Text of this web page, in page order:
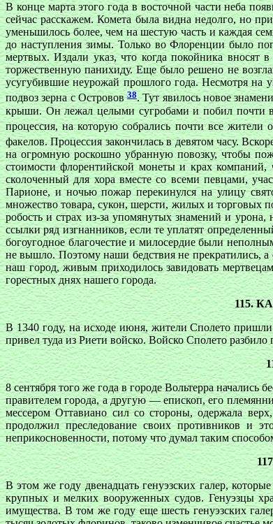
В конце марта этого года в восточной части неба
сейчас расскажем. Комета была видна недолго, но
уменьшилось более, чем на шестую часть и каждая
до наступления зимы. Только во Флоренции было
мертвых. Издали указ, что когда покойника вносят
торжественную панихиду. Еще было решено не
усугубившие неурожай прошлого года. Несмотря на
подвоз зерна с Островов38. Тут явилось новое
крыши. Он лежал целыми сугробами и побил почти
процессия, на которую собрались почти все
факелов. Процессия закончилась в девятом часу.
на огромную роскошно убранную повозку, чтобы
стоимости флорентийской монеты и крах
сколоченный для хора вместе со всеми певцами,
Парионе, и ночью пожар перекинулся на улицу
множество товара, сукон, шерсти, жилых и торговых
робость и страх из-за упомянутых знамений и
ссылки ряд изгнанников, если те уплатят
богоугодное благочестие и милосердие были
не вышло. Поэтому наши бедствия не прекратились,
наш город, живым приходилось завидовать
горестных днях нашего города.
115.
В 1340 году, на исходе июня, жители Сполето
привел туда из Риети войско. Войско Сполето
8 сентября того же года в городе Вольтерра
правителем города, а другую — епископ, его
мессером Оттавиано сил со стороны, одержала
продолжил преследование своих противников и
неприкосновенности, потому что думал таким
В этом же году двенадцать генуэзских галер,
крупных и мелких вооруженных судов. Генуэзцы
имущества. В том же году еще шесть генуэзских